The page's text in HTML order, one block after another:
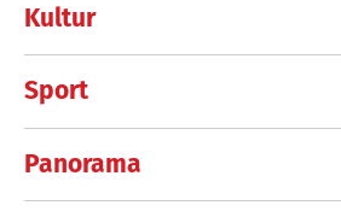
Kultur
Sport
Panorama